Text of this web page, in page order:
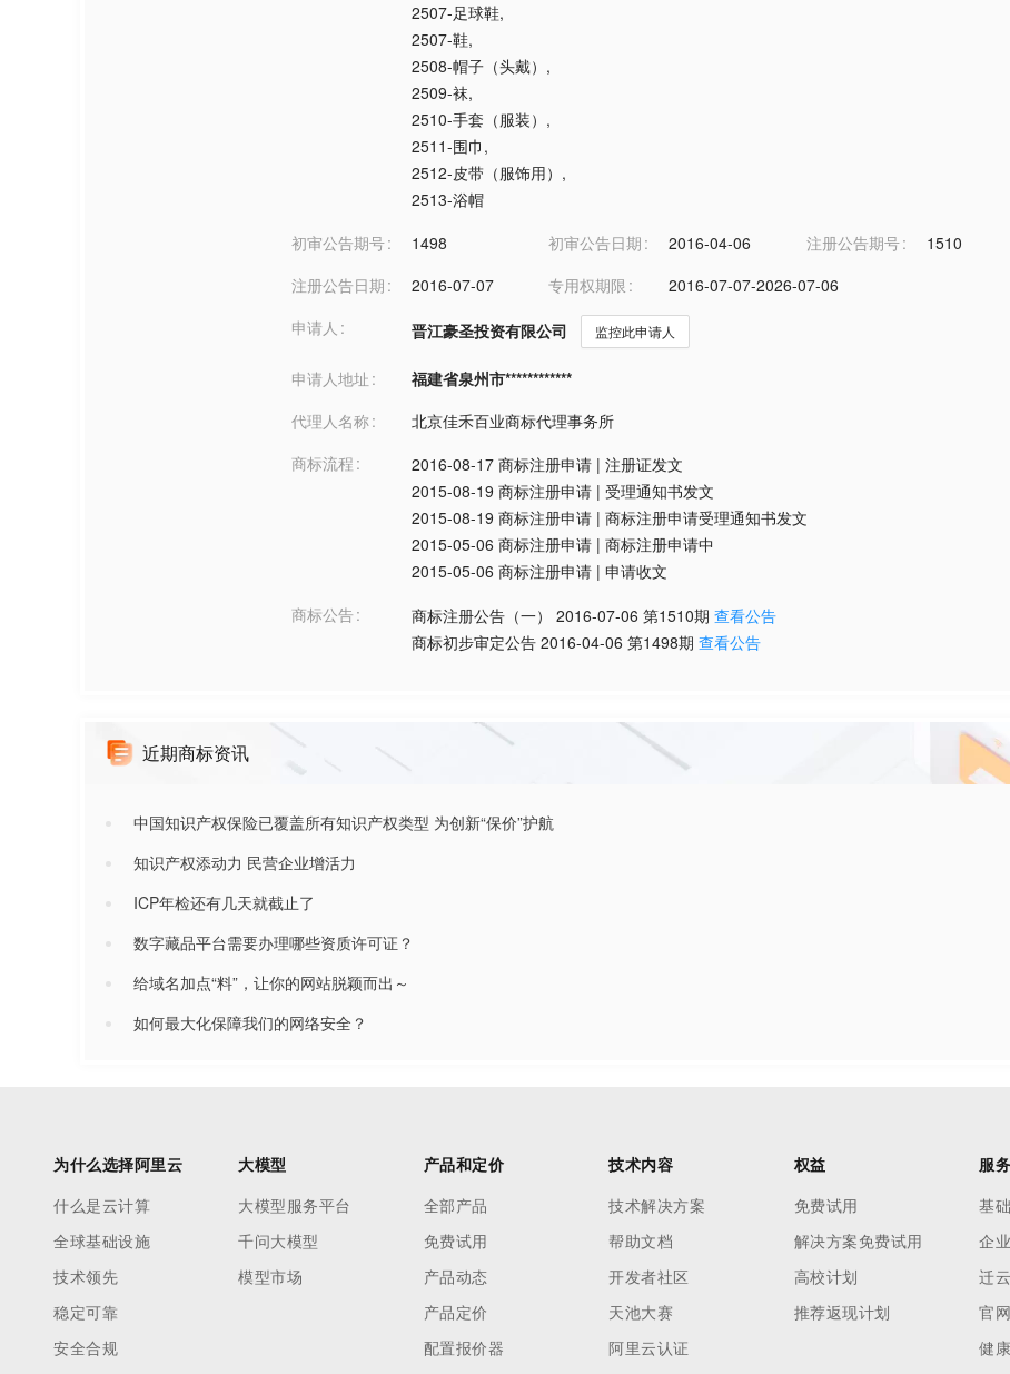
2507-足球鞋,
2507-鞋,
2508-帽子（头戴） ,
2509-袜,
2510-手套（服装） ,
2511-围巾 ,
2512-皮带（服饰用） ,
2513-浴帽
初审公告期号
1498 初审公告日期 2016-04-06 注册公告期号
1510
注册公告日期
2016-07-07 专用权期限
2016-07-07-2026-07-06
申请人
晋江豪圣投资有限公司 监控此申请人
申请人地址
福建省泉州市************
代理人名称
北京佳禾百业商标代理事务所
商标流程
2016-08-17 商标注册申请 | 注册证发文
2015-08-19 商标注册申请 | 受理通知书发文
2015-08-19 商标注册申请 | 商标注册申请受理通知书发文
2015-05-06 商标注册申请 | 商标注册申请中
2015-05-06 商标注册申请 | 申请收文
商标公告
商标注册公告（一） 2016-07-06 第1510期 查看公告
商标初步审定公告 2016-04-06 第1498期 查看公告
近期商标资讯
中国知识产权保险已覆盖所有知识产权类型 为创新“保价”护航
知识产权添动力 民营企业增活力
ICP年检还有几天就截止了
数字藏品平台需要办理哪些资质许可证？
给域名加点“料”，让你的网站脱颖而出～
如何最大化保障我们的网络安全？